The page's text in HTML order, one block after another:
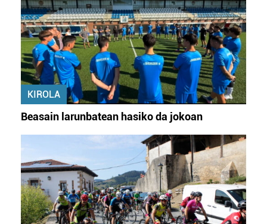
KIROLA
Beasain larunbatean hasiko da jokoan